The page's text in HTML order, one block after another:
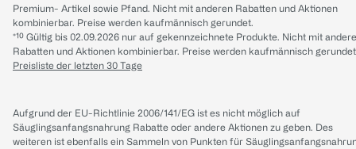
Premium- Artikel sowie Pfand. Nicht mit anderen Rabatten und Aktionen
kombinierbar. Preise werden kaufmännisch gerundet.
*¹⁰ Gültig bis 02.09.2026 nur auf gekennzeichnete Produkte. Nicht mit
Rabatten und Aktionen kombinierbar. Preise werden kaufmännisch
Preisliste der letzten 30 Tage
Aufgrund der EU-Richtlinie 2006/141/EG ist es nicht möglich auf
Säuglingsanfangsnahrung Rabatte oder andere Aktionen zu geben. Des
weiteren ist ebenfalls ein Sammeln von Punkten für